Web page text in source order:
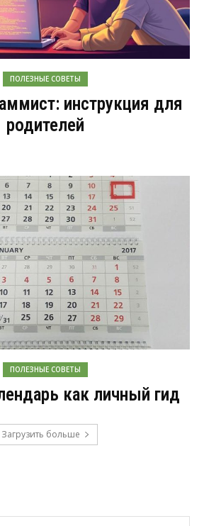
ПОЛЕЗНЫЕ СОВЕТЫ
инструкция для
родителей
ПОЛЕЗНЫЕ СОВЕТЫ
как личный гид
Загрузить больше